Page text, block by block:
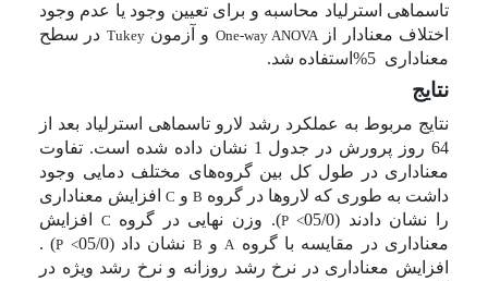
تاسماهی استرلیاد محاسبه و برای تعیین وجود یا عدم وجود
اختلاف معنادار از One-way ANOVA و آزمونTukey در سطح
معناداری 5% استفاده شد.
نتایج
نتایج مربوط به عملکرد رشد لارو تاسماهی استرلیاد بعد از
64 روز پرورش در جدول 1 نشان داده شده است. تفاوت
معناداری در طول کل بین گروه‌های مختلف دمایی وجود
داشت به طوری که لاروها در گروه B و C افزایش معناداری
را نشان دادند (05/0
<
P). وزن نهایی در گروه C افزایش
معناداری در مقایسه با گروه A و B نشان داد (05/0 <
P
) .
افزایش معناداری در نرخ رشد روزانه و نرخ رشد ویژه در